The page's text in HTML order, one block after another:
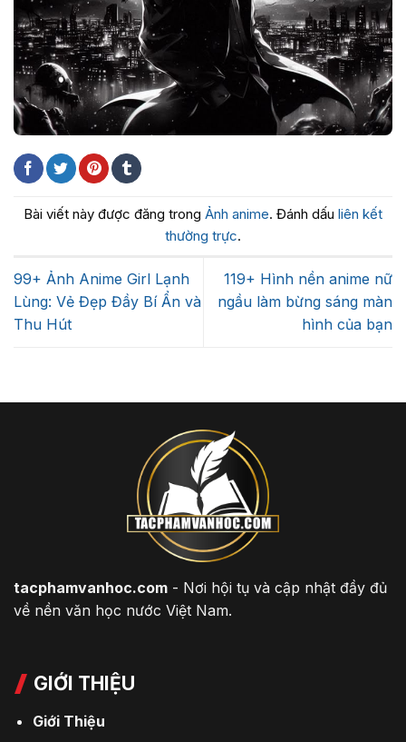
Bài viết này được đăng trong Ảnh anime. Đánh dấu liên kết
thường trực.
99+ Ảnh Anime Girl Lạnh
Lùng: Vẻ Đẹp Đầy Bí Ẩn và
Thu Hút
119+ Hình nền anime nữ
ngầu làm bừng sáng màn
hình của bạn
tacphamvanhoc.com - Nơi hội tụ và cập nhật đầy đủ
về nền văn học nước Việt Nam.
GIỚI THIỆU
Giới Thiệu